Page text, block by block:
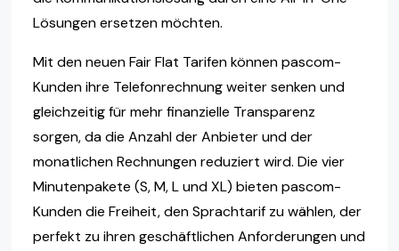
Lösungen ersetzen möchten.
Mit den neuen Fair Flat Tarifen können pascom-
Kunden ihre Telefonrechnung weiter senken und
gleichzeitig für mehr finanzielle Transparenz
sorgen, da die Anzahl der Anbieter und der
monatlichen Rechnungen reduziert wird. Die vier
Minutenpakete (S, M, L und XL) bieten pascom-
Kunden die Freiheit, den Sprachtarif zu wählen, der
perfekt zu ihren geschäftlichen Anforderungen und